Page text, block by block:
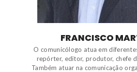
FRANCISCO
O comunicólogo atua em
repórter, editor, produtor, chefe
Também atuar na comunicação